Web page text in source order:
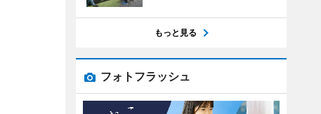
もっと見る
フォトフラッシュ